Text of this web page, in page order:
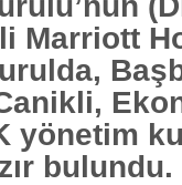
Marriott
yönetim
bulundu.